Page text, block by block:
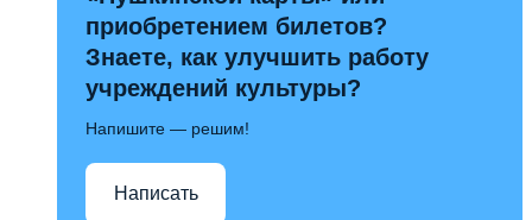
приобретением билетов?
Знаете, как улучшить работу
учреждений культуры?
Напишите — решим!
Написать